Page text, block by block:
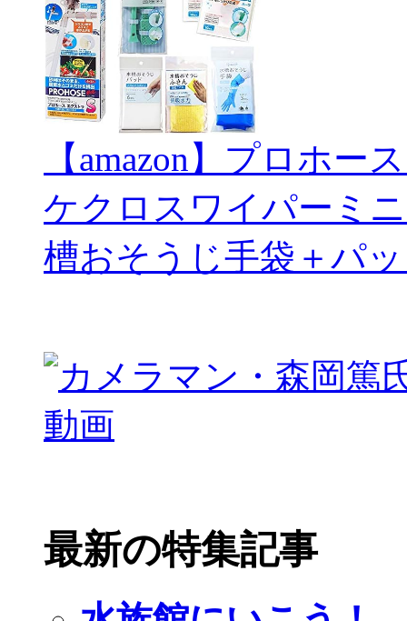
【amazon】プロホー
ケクロスワイパーミ
槽おそうじ手袋＋パ
最新の特集記事